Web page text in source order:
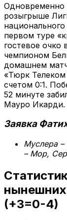
Одновременно
розыгрыше
первом туре
гостевое очко
чемпионом
домашнем
«Тюрк
счетом 0:1.
52 минуте
Мауро Икарди.
Заявка
Муслера
– Мор,
нынешних
(+3=0-4)